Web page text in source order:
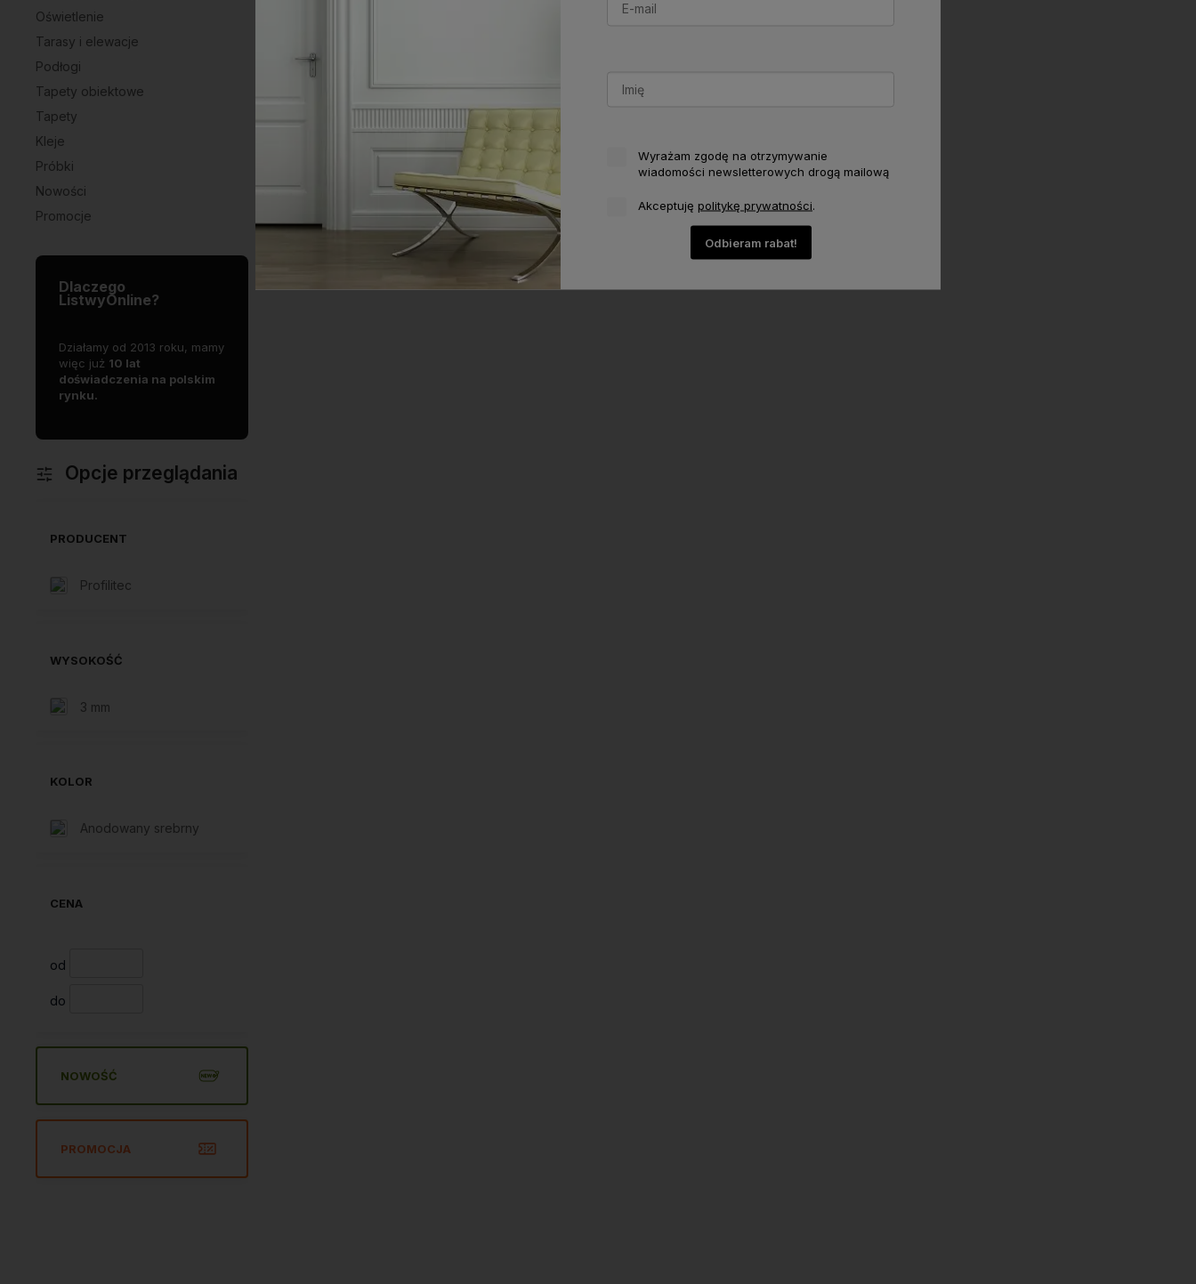
Oświetlenie
Tarasy i elewacje
Podłogi
Tapety obiektowe
Tapety
Kleje
Próbki
Nowości
Promocje
Dlaczego
ListwyOnline?
Działamy od 2013 roku, mamy
więc już 10 lat
doświadczenia na polskim
rynku.
Opcje przeglądania
PRODUCENT
Profilitec
WYSOKOŚĆ
3 mm
KOLOR
Anodowany srebrny
CENA
od
do
NOWOŚĆ
PROMOCJA
Wyrażam zgodę na otrzymywanie
wiadomości newsletterowych drogą mailową
Akceptuję politykę prywatności.
Odbieram rabat!